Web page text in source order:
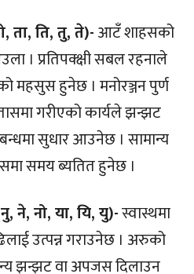
ता, ति, तु, ते)-आटँ शाहसको
। प्रतिपक्क्षी सबल रहनाले
महसुस हुनेछ । मनोरञ्जन पुर्ण
गरीएको कार्यले झन्झट
सुधार आउनेछ । सामान्य
समय ब्यतित हुनेछ ।
ने, नो, या, यि, यु)-स्वास्थमा
उत्पन्न गराउनेछ । अरुको
झन्झट वा अपजस दिलाउन